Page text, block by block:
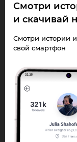
Переходи в
скачивай
или
Быстро,
Смотри
и скачивай
Смотри истории
свой смартфон